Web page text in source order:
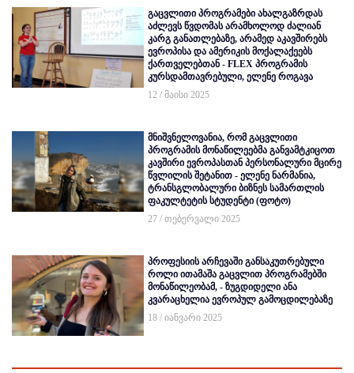
გაცვლითი პროგრამები ახალგაზრდას
აძლევს წვდომას არამხოლოდ ძალიან
კარგ განათლებაზე, არამედ აკავშირებს
ევროპისა და ამერიკის მოქალაქეებს
ქართველებთან - FLEX პროგრამის
კურსდამთავრებული, ელენე როგავა
12 / მაისი 2025
მნიშვნელოვანია, რომ გაცვლითი
პროგრამის მონაწილეებმა განვამტკიცოთ
კავშირი ევროპასთან პერსონალური მცირე
წვლილის შეტანით - ელენე ნარმანია,
ტრანსგლობალური ბიზნეს სამართლის
ფაკულტეტის სტუდენტი (ფოტო)
27 / თებერვალი 2025
პროფესიის არჩევაში განსაკუთრებული
როლი ითამაშა გაცვლით პროგრამებში
მონაწილეობამ, - ზუგდიდელი ანა
კვარაცხელია ევროპულ გამოცდილებაზე
18 / იანვარი 2025